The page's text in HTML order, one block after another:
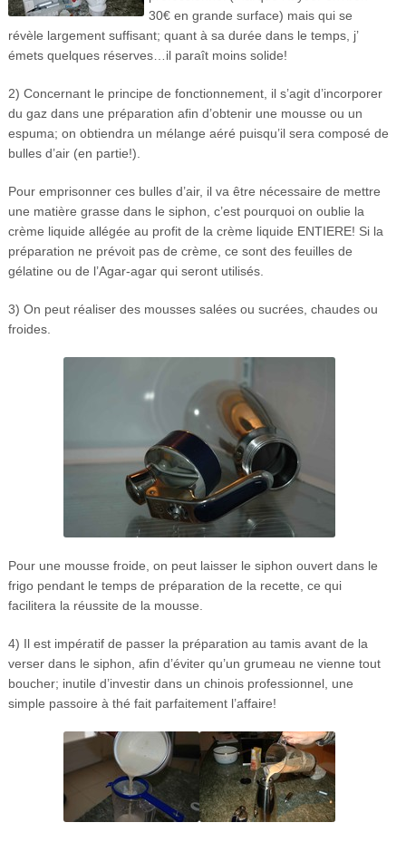
30€ en grande surface) mais qui se
révèle largement suffisant; quant à sa durée dans le temps, j’
émets quelques réserves…il paraît moins solide!
2) Concernant le principe de fonctionnement, il s’agit d’incorporer
du gaz dans une préparation afin d’obtenir une mousse ou un
espuma; on obtiendra un mélange aéré puisqu’il sera composé de
bulles d’air (en partie!).
Pour emprisonner ces bulles d’air, il va être nécessaire de mettre
une matière grasse dans le siphon, c’est pourquoi on oublie la
crème liquide allégée au profit de la crème liquide ENTIERE! Si la
préparation ne prévoit pas de crème, ce sont des feuilles de
gélatine ou de l’Agar-agar qui seront utilisés.
3) On peut réaliser des mousses salées ou sucrées, chaudes ou
froides.
Pour une mousse froide, on peut laisser le siphon ouvert dans le
frigo pendant le temps de préparation de la recette, ce qui
facilitera la réussite de la mousse.
4) Il est impératif de passer la préparation au tamis avant de la
verser dans le siphon, afin d’éviter qu’un grumeau ne vienne tout
boucher; inutile d’investir dans un chinois professionnel, une
simple passoire à thé fait parfaitement l’affaire!